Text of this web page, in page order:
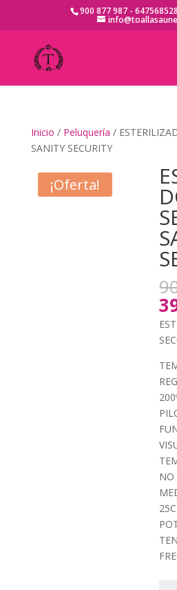
900 877 987 -
Inicio / Peluquería /
SANITY SECURITY
¡Oferta!
NO